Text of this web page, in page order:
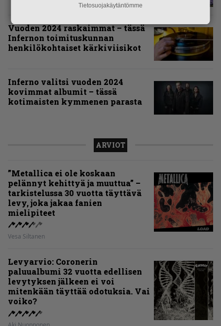
Vuoden 2024 raskaimmat – tässä
Infernon toimituskunnan
henkilökohtaiset kärkiviisikot
Inferno valitsi vuoden 2024
kovimmat albumit – tässä
kotimaisten kymmenen parasta
ARVIOT
”Metallica ei ole koskaan
pelännyt kehittyä ja muuttua” –
tarkistelussa 30 vuotta täyttävä
levy, joka jakaa fanien
mielipiteet
Vesa Siltanen
Levyarvio: Coronerin
paluualbumi 32 vuotta edellisen
levytyksen jälkeen ei voi
mitenkään täyttää odotuksia. Vai
voiko?
Tietosuojakäytäntömme